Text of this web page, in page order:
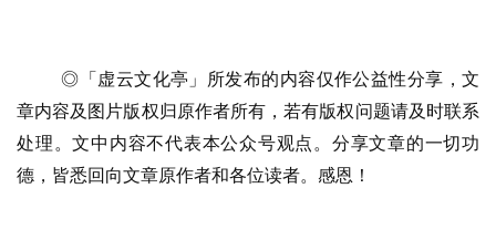
纪
录
◎「虚云文化亭」所发布的内容仅作公益性分享，文
章内容及图片版权归原作者所有，若有版权问题请及时联系
处理。文中内容不代表本公众号观点。分享文章的一切功
德，皆悉回向文章原作者和各位读者。感恩！